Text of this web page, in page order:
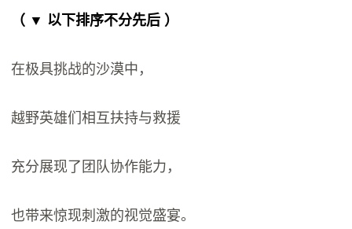
（ ▼ 以下排序不分先后 ）
在极具挑战的沙漠中，
越野英雄们相互扶持与救援
充分展现了团队协作能力，
也带来惊现刺激的视觉盛宴。